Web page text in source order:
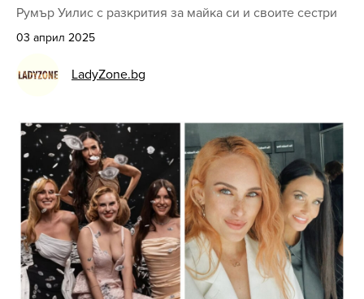
Румър Уилис с разкрития за майка си и своите сестри
03 април 2025
LadyZone.bg